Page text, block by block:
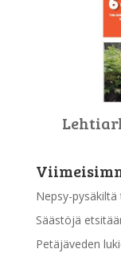
Nepsy-
Säästöjä
Petäjäveden